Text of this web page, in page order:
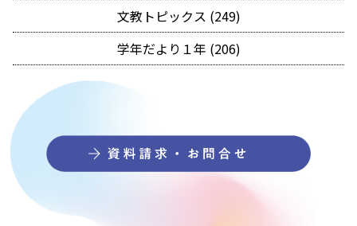
文教トピックス (249)
学年だより１年 (206)